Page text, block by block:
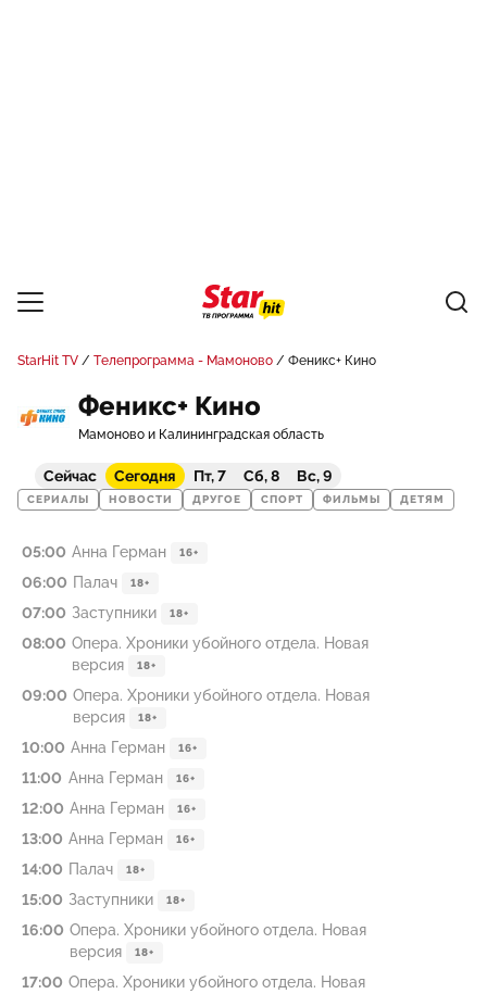
StarHit TV Телепрограмма - Мамоново Феникс+ Кино
Феникс+ Кино
Мамоново и Калининградская область
Сейчас Сегодня Пт, 7 Сб, 8 Вс, 9
СЕРИАЛЫ НОВОСТИ ДРУГОЕ СПОРТ ФИЛЬМЫ ДЕТЯМ
05:00 Анна Герман 16+
06:00 Палач 18+
07:00 Заступники 18+
08:00 Опера. Хроники убойного отдела. Новая
версия
18+
09:00 Опера. Хроники убойного отдела. Новая
версия
18+
10:00 Анна Герман 16+
11:00 Анна Герман 16+
12:00 Анна Герман 16+
13:00 Анна Герман 16+
14:00 Палач 18+
15:00 Заступники 18+
16:00 Опера. Хроники убойного отдела. Новая
версия
18+
17:00 Опера. Хроники убойного отдела. Новая